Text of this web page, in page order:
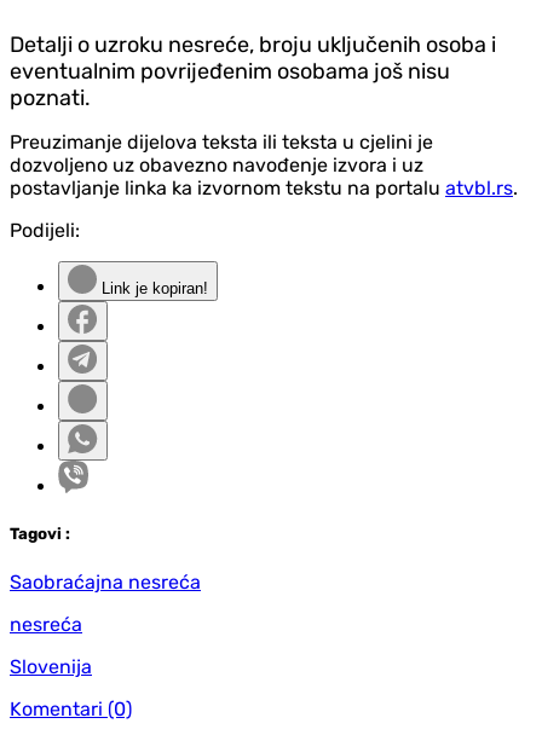
Detalji o uzroku nesreće, broju uključenih osoba i
eventualnim povrijeđenim osobama još nisu
poznati.
Preuzimanje dijelova teksta ili teksta u cjelini je
dozvoljeno uz obavezno navođenje izvora i uz
postavljanje linka ka izvornom tekstu na portalu atvbl.rs.
Podijeli:
Link je kopiran!
Tagovi :
Saobraćajna nesreća
nesreća
Slovenija
Komentari (0)